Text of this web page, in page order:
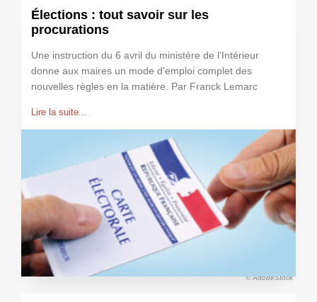
Élections : tout savoir sur les
procurations
Une instruction du 6 avril du ministère de l'Intérieur
donne aux maires un mode d'emploi complet des
nouvelles règles en la matière. Par Franck Lemarc
Lire la suite...
© AdobeStock